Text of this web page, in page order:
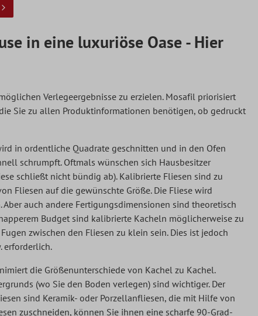
in eine luxuriöse Oase - Hier
Verlegeergebnisse zu erzielen. Mosafil priorisiert
Sie zu allen Produktinformationen benötigen, ob gedruckt
in ordentliche Quadrate geschnitten und in den Ofen
schrumpft. Oftmals wünschen sich Hausbesitzer
schließt nicht bündig ab). Kalibrierte Fliesen sind zu
Fliesen auf die gewünschte Größe. Die Fliese wird
auch andere Fertigungsdimensionen sind theoretisch
Budget sind kalibrierte Kacheln möglicherweise zu
zwischen den Fliesen zu klein sein. Dies ist jedoch
erforderlich.
die Größenunterschiede von Kachel zu Kachel.
(wo Sie den Boden verlegen) sind wichtiger. Der
sind Keramik- oder Porzellanfliesen, die mit Hilfe von
zuschneiden, können Sie ihnen eine scharfe 90-Grad-